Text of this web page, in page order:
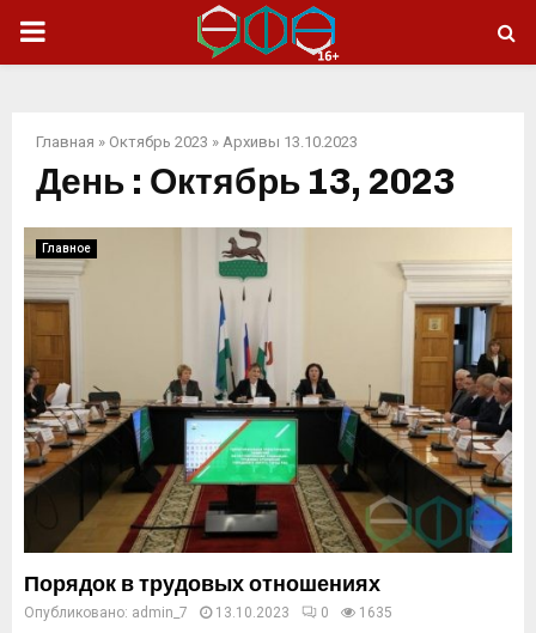
ОСНОВНОЕ
Главная » Октябрь 2023 » Архивы 13.10.2023
День : Октябрь 13, 2023
Главное
Порядок в трудовых отношениях
Опубликовано: admin_7 13.10.2023 0 1635